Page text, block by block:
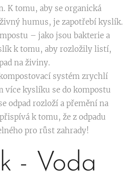
K tomu, aby se organická
humus, je zapotřebí kyslík.
– jako jsou bakterie a
k tomu, aby rozložily listí,
na živiny.
systém zrychlí
více kyslíku se do kompostu
odpad rozloží a přemění na
k tomu, že z odpadu
pro růst zahrady!
- Voda